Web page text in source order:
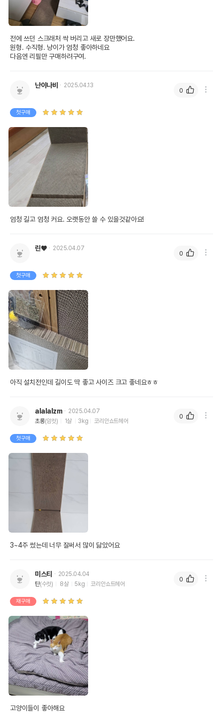
전에 쓰던 스크래처 싹 버리고 새로 장만했어요.
원형. 수직형. 냥이가 엄청 좋아하네요
다음엔 리필만 구매하려구여.
난이나비 2025.04.13
첫구매
엄청 길고 엄청 커요. 오랫동안 쓸 수 있을것같아요!
0
린♥ 2025.04.07
첫구매
아직 설치전인데 길이도 딱 좋고 사이즈 크고 좋네요ㅎㅎ
0
alalalzm
2025.04.07
초롱(암컷) 1살 3kg 코리안쇼트헤어
첫구매
3~4주 썼는데 너무 잘써서 많이 닳았어요
0
미스티
2025.04.04
탄(수컷) 8살 5kg 코리안쇼트헤어
재구매
고양이들이 좋아해요
0